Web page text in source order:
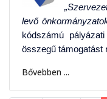
levő
kódszámú
összegű támogatást
Bővebben ...